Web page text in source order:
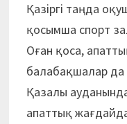
Қазіргі таңда
қосымша спорт
Оған қоса,
балабақшалар да
Қазалы
апаттық